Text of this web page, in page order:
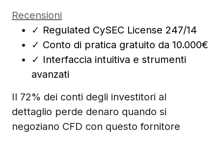
Recensioni
✓ Regulated CySEC License 247/14
✓ Conto di pratica gratuito da 10.000€
✓ Interfaccia intuitiva e strumenti
avanzati
Il 72% dei conti degli investitori al
dettaglio perde denaro quando si
negoziano CFD con questo fornitore